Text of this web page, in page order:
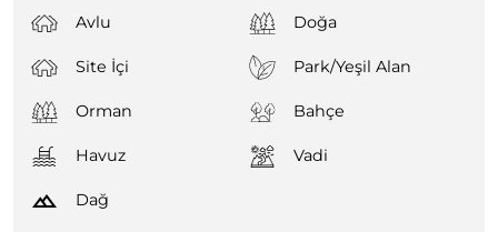
Avlu Doğa
Site İçi Park/Yeşil Alan
Orman Bahçe
Havuz Vadi
Dağ